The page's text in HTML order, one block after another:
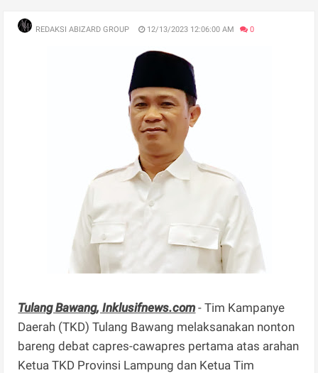
REDAKSI ABIZARD GROUP 12/13/2023 12:06:00 AM 0
Tulang Bawang, Inklusifnews.com - Tim Kampanye
Daerah (TKD) Tulang Bawang melaksanakan nonton
bareng debat capres-cawapres pertama atas arahan
Ketua TKD Provinsi Lampung dan Ketua Tim